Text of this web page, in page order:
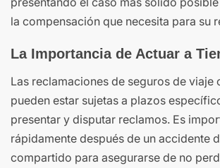
la compensación que necesita para su
La Importancia de Actuar a
Las reclamaciones de seguros de viaje
pueden estar sujetas a plazos
presentar y disputar reclamos. Es
rápidamente después de un accidente
compartido para asegurarse de no